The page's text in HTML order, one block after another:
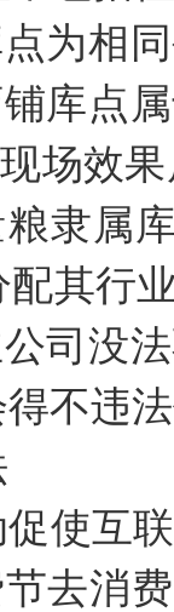
为相
库点
场效
隶属
配其行
司没
不违
使互
去消